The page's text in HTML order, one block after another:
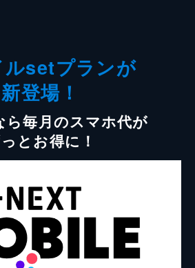
ルsetプランが
新登場！
ら毎月のスマホ代が
とお得に！